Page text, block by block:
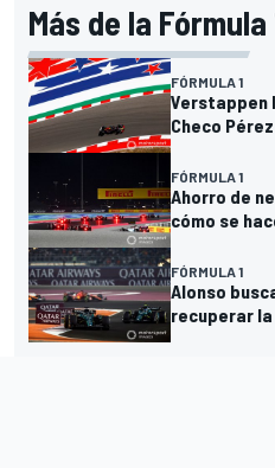
Más de la Fórmula
FÓRMULA 1
Verstappen
Checo
FÓRMULA 1
Ahorro de
cómo se
FÓRMULA 1
Alonso
recuperar